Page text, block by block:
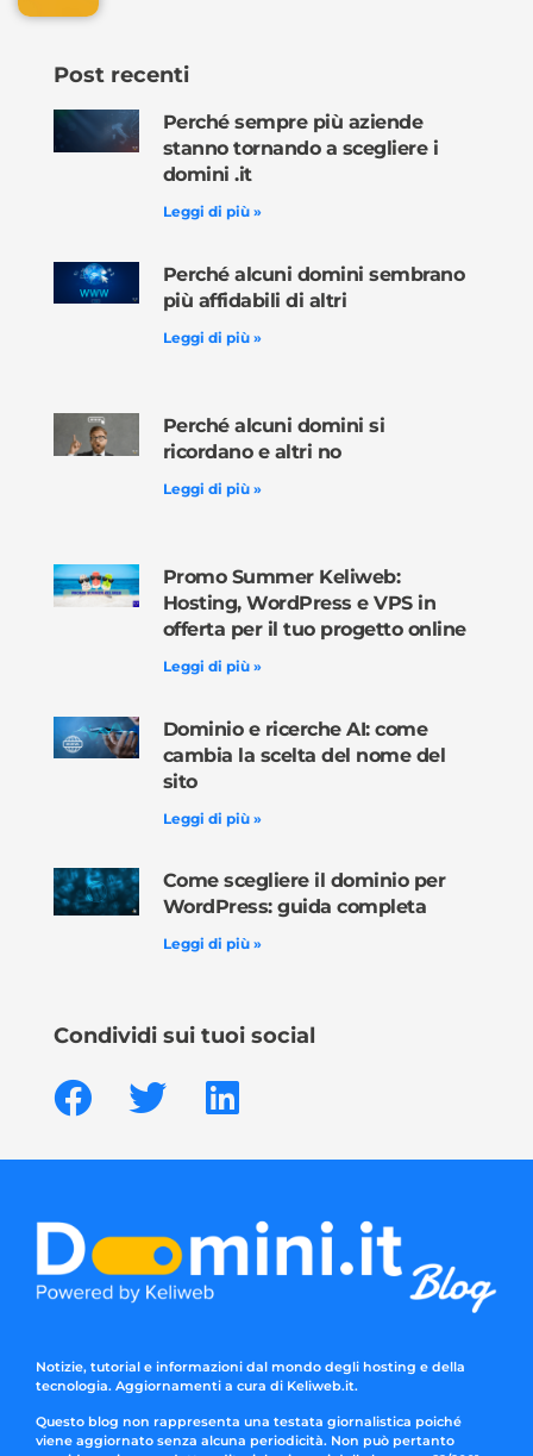
Post recenti
Perché sempre più aziende
stanno tornando a scegliere i
domini .it
Leggi di più »
Perché alcuni domini sembrano
più affidabili di altri
Leggi di più »
Perché alcuni domini si
ricordano e altri no
Leggi di più »
Promo Summer Keliweb:
Hosting, WordPress e VPS in
offerta per il tuo progetto online
Leggi di più »
Dominio e ricerche AI: come
cambia la scelta del nome del
sito
Leggi di più »
Come scegliere il dominio per
WordPress: guida completa
Leggi di più »
Condividi sui tuoi social
Notizie, tutorial e informazioni dal mondo degli hosting e della
tecnologia. Aggiornamenti a cura di Keliweb.it.
Questo blog non rappresenta una testata giornalistica poiché
viene aggiornato senza alcuna periodicità. Non può pertanto